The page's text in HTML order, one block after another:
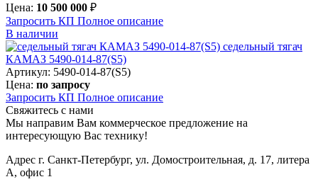
Цена: 10 500 000 ₽
Запросить КП Полное описание
В наличии
седельный тягач
КАМАЗ 5490-014-87(S5)
Артикул: 5490-014-87(S5)
Цена: по запросу
Запросить КП Полное описание
Свяжитесь с нами
Мы направим Вам коммерческое предложение на
интересующую Вас технику!
Адрес г. Санкт-Петербург, ул. Домостроительная, д. 17, литера
А, офис 1